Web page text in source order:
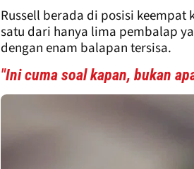
Russell berada di posisi
satu dari hanya lima pembalap
dengan enam balapan tersisa.
"Ini cuma soal kapan, bukan